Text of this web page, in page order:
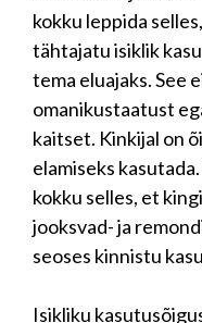
kokku leppida
tähtajatu isiklik
tema eluajaks. See
omanikustaatust
kaitset. Kinkijal on
elamiseks
kokku selles, et
jooksvad- ja
seoses kinnistu
Isikliku